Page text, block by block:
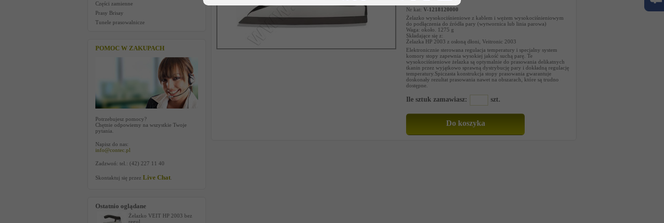
Części zamienne
Prasy Brisay
Tunele prasowalnicze
POMOC W ZAKUPACH
Potrzebujesz pomocy?
Chętnie odpowiemy na wszystkie Twoje
pytania.
Napisz do nas:
info@contec.pl
Zadzwoń: tel.: (42) 227 11 40
Skontaktuj się przez Live Chat
Ostatnio oglądane
Żelazko VEIT HP 2003 bez
regul...
Nr kat: V-1218120000
Żelazko wysokociśnieniowe z kablem i wężem wysokociśnieniowym
do podłączenia do źródła pary (wytwornica lub linia parowa)
Waga: około. 1275 g
Składające się z:
Żelazka HP 2003 z osłoną dłoni, Veitronic 2003
Elektronicznie sterowana regulacja temperatury i specjalny system
komory stopy zapewnia wysokiej jakość suchą parę. Te
wysokociśnieniowe żelazka są optymalnie do prasowania delikatnych
tkanin przez wyjątkowo sprawną dystrybucję pary i dokładną regulację
temperatury.Spiczasta konstrukcja stopy prasowania gwarantuje
doskonały rezultat prasowania nawet na obszarach, które są trudno
dostępne.
Ile sztuk zamawiasz: szt.